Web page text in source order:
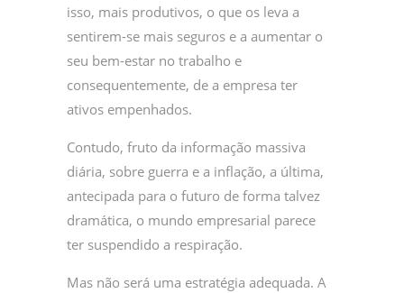
isso, mais produtivos, o que os leva a
sentirem-se mais seguros e a aumentar o
seu bem-estar no trabalho e
consequentemente, de a empresa ter
ativos empenhados.
Contudo, fruto da informação massiva
diária, sobre guerra e a inflação, a última,
antecipada para o futuro de forma talvez
dramática, o mundo empresarial parece
ter suspendido a respiração.
Mas não será uma estratégia adequada. A